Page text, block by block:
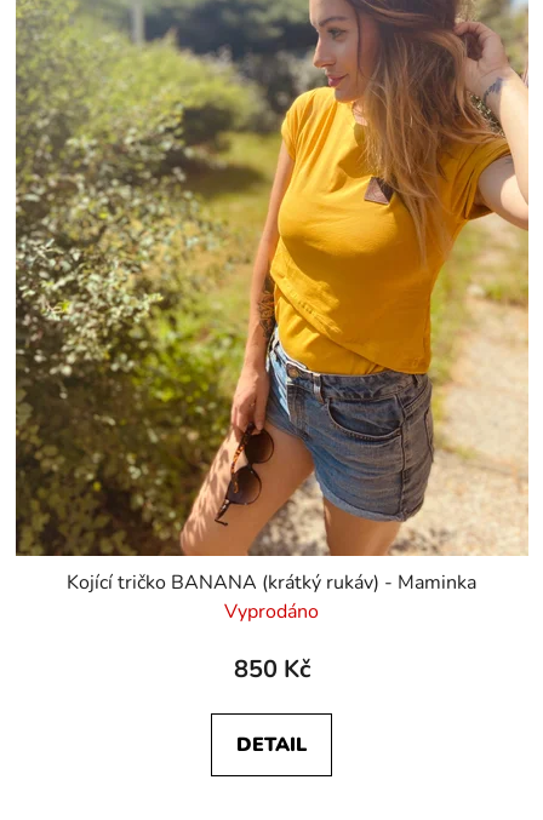
Kojící tričko BANANA (krátký rukáv) - Maminka
Vyprodáno
850 Kč
DETAIL